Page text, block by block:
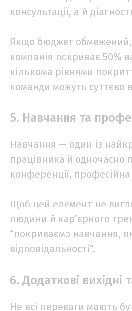
консультації, а й
Якщо бюджет обмежений,
компанія покриває 50%
кількома рівнями
команди можуть суттєво
5. Навчання та
Навчання — один із
працівника й одночасно
конференції,
Щоб цей елемент не
людини й кар’єрного
“покриваємо навчання,
відповідальності”.
6. Додаткові вихідні
Не всі переваги мають